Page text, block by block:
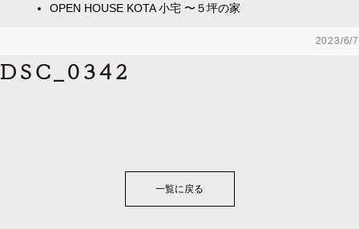
OPEN HOUSE KOTA 小宅 〜５坪の家
2023/6/7
DSC_0342
一覧に戻る